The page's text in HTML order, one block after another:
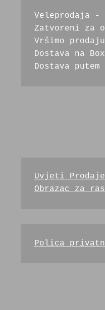
Veleprodaja -
Zatvoreni za
Vršimo
Dostava na
Dostava putem
Uvjeti Prodaje
Obrazac za
Polica